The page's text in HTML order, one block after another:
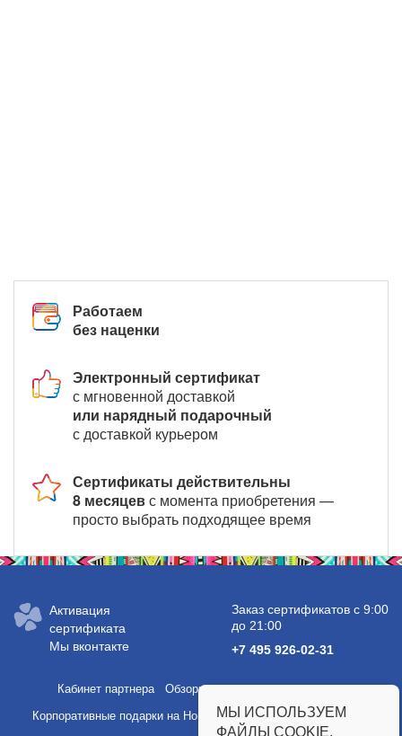
Работаем
без наценки
Электронный сертификат
с мгновенной доставкой
или нарядный подарочный
с доставкой курьером
Сертификаты действительны
8 месяцевс момента приобретения —
просто выбрать подходящее время
Активация
сертификата
Мы вконтакте
Заказ сертификатов с 9:00
до 21:00
+7 495 926-02-31
Кабинет партнера
Обзоры услуг и полезные статьи
Корпоративные подарки на Новый год
Подарки сотрудникам
МЫ ИСПОЛЬЗУЕМ
ФАЙЛЫ COOKIE.